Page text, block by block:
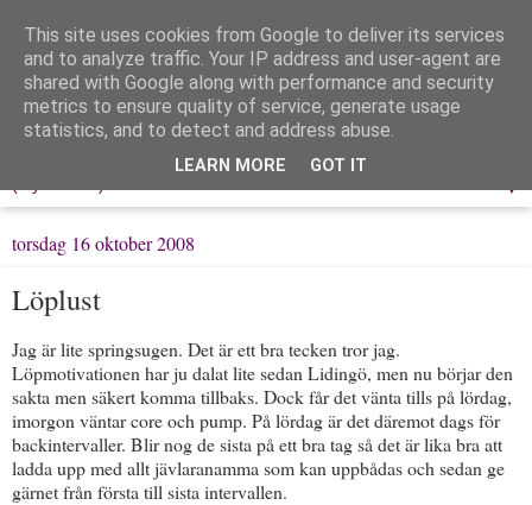
Löpning & Livet
Mitt liv, mina tankar & min träning
▼
torsdag 16 oktober 2008
Löplust
Jag är lite springsugen. Det är ett bra tecken tror jag.
Löpmotivationen har ju dalat lite sedan Lidingö, men nu börjar den
sakta men säkert komma tillbaks. Dock får det vänta tills på lördag,
imorgon väntar core och pump. På lördag är det däremot dags för
backintervaller. Blir nog de sista på ett bra tag så det är lika bra att
ladda upp med allt jävlaranamma som kan uppbådas och sedan ge
gärnet från första till sista intervallen.
This site uses cookies from Google to deliver its services
and to analyze traffic. Your IP address and user-agent are
shared with Google along with performance and security
metrics to ensure quality of service, generate usage
statistics, and to detect and address abuse.
LEARN MORE GOT IT